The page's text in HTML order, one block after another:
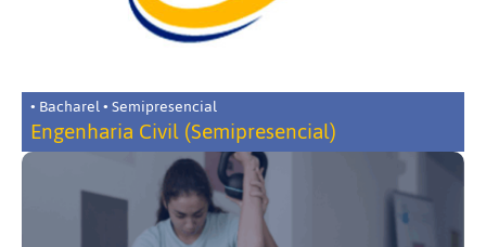
• Bacharel • Semipresencial
Engenharia Civil (Semipresencial)